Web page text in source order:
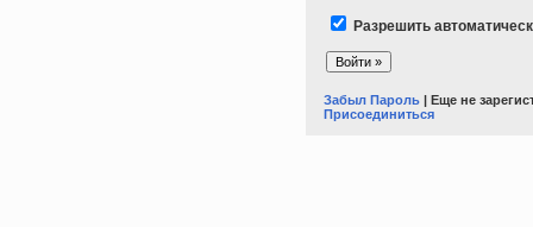
Разрешить
Забыл Пароль | Еще не
Присоединиться